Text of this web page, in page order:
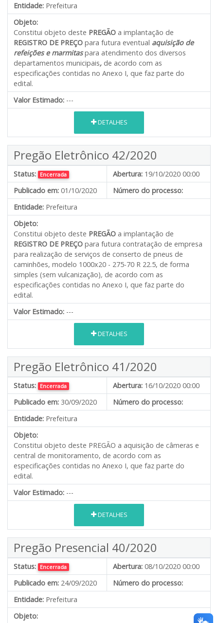
Entidade: Prefeitura
Objeto:
Constitui objeto deste PREGÃO a implantação de
REGISTRO DE PREÇO para futura eventual aquisição de
refeições e marmitaspara atendimento dos diversos
departamentos municipais, de acordo com as
especificações contidas no Anexo I, que faz parte do
edital.
Valor Estimado: ---
DETALHES
Pregão Eletrônico 42/2020
Status: Encerrada Abertura: 19/10/2020 00:00
Publicado em: 01/10/2020
Número do processo:
Entidade: Prefeitura
Objeto:
Constitui objeto deste PREGÃO a implantação de
REGISTRO DE PREÇO para futura contratação de empresa
para realização de serviços de conserto de pneus de
caminhões, modelo 1000x20 - 275-70 R 22.5, de forma
simples (sem vulcanização), de acordo com as
especificações contidas no Anexo I, que faz parte do
edital.
Valor Estimado: ---
DETALHES
Pregão Eletrônico 41/2020
Status: Encerrada Abertura: 16/10/2020 00:00
Publicado em: 30/09/2020
Número do processo:
Entidade: Prefeitura
Objeto:
Constitui objeto deste PREGÃO a aquisição de câmeras e
central de monitoramento, de acordo com as
especificações contidas no Anexo I, que faz parte do
edital.
Valor Estimado: ---
DETALHES
Pregão Presencial 40/2020
Status: Encerrada Abertura: 08/10/2020 00:00
Publicado em: 24/09/2020
Número do processo:
Entidade: Prefeitura
Objeto: